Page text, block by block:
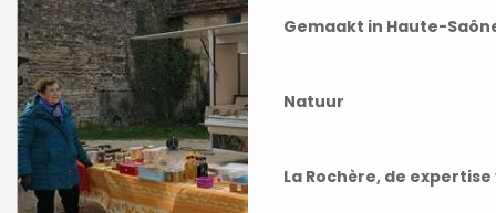
Gemaakt in Haute-
Natuur
La Rochère, de